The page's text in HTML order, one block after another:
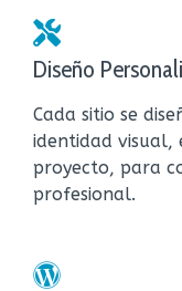
Diseño
Cada sitio se
identidad visual,
proyecto, para
profesional.